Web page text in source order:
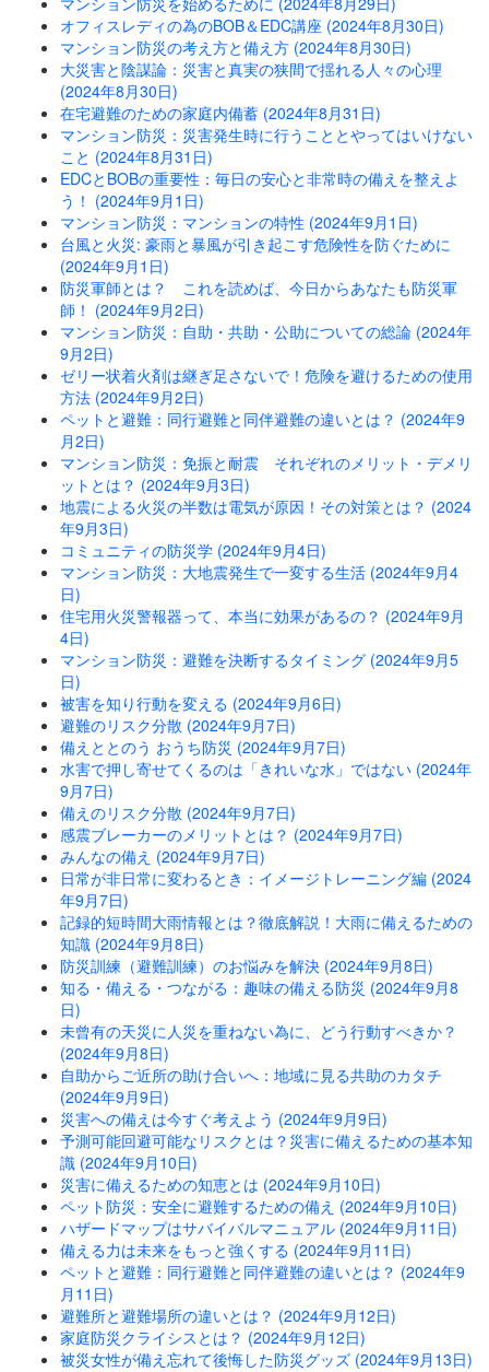
オフィスレディの為のBOB＆EDC講座 (2024年8月30日)
マンション防災の考え方と備え方 (2024年8月30日)
大災害と陰謀論：災害と真実の狭間で揺れる人々の心理
(2024年8月30日)
在宅避難のための家庭内備蓄 (2024年8月31日)
マンション防災：災害発生時に行うこととやってはいけない
こと (2024年8月31日)
EDCとBOBの重要性：毎日の安心と非常時の備えを整えよ
う！ (2024年9月1日)
マンション防災：マンションの特性 (2024年9月1日)
台風と火災: 豪雨と暴風が引き起こす危険性を防ぐために
(2024年9月1日)
防災軍師とは？ これを読めば、今日からあなたも防災軍
師！ (2024年9月2日)
マンション防災：自助・共助・公助についての総論 (2024年
9月2日)
ゼリー状着火剤は継ぎ足さないで！危険を避けるための使用
方法 (2024年9月2日)
ペットと避難：同行避難と同伴避難の違いとは？ (2024年9
月2日)
マンション防災：免振と耐震 それぞれのメリット・デメリ
ットとは？ (2024年9月3日)
地震による火災の半数は電気が原因！その対策とは？ (2024
年9月3日)
コミュニティの防災学 (2024年9月4日)
マンション防災：大地震発生で一変する生活 (2024年9月4
日)
住宅用火災警報器って、本当に効果があるの？ (2024年9月
4日)
マンション防災：避難を決断するタイミング (2024年9月5
日)
被害を知り行動を変える (2024年9月6日)
避難のリスク分散 (2024年9月7日)
備えととのう おうち防災 (2024年9月7日)
水害で押し寄せてくるのは「きれいな水」ではない (2024年
9月7日)
備えのリスク分散 (2024年9月7日)
感震ブレーカーのメリットとは？ (2024年9月7日)
みんなの備え (2024年9月7日)
日常が非日常に変わるとき：イメージトレーニング編 (2024
年9月7日)
記録的短時間大雨情報とは？徹底解説！大雨に備えるための
知識 (2024年9月8日)
防災訓練（避難訓練）のお悩みを解決 (2024年9月8日)
知る・備える・つながる：趣味の備える防災 (2024年9月8
日)
未曾有の天災に人災を重ねない為に、どう行動すべきか？
(2024年9月8日)
自助からご近所の助け合いへ：地域に見る共助のカタチ
(2024年9月9日)
災害への備えは今すぐ考えよう (2024年9月9日)
予測可能回避可能なリスクとは？災害に備えるための基本知
識 (2024年9月10日)
災害に備えるための知恵とは (2024年9月10日)
ペット防災：安全に避難するための備え (2024年9月10日)
ハザードマップはサバイバルマニュアル (2024年9月11日)
備える力は未来をもっと強くする (2024年9月11日)
ペットと避難：同行避難と同伴避難の違いとは？ (2024年9
月11日)
避難所と避難場所の違いとは？ (2024年9月12日)
家庭防災クライシスとは？ (2024年9月12日)
被災女性が備え忘れて後悔した防災グッズ (2024年9月13日)